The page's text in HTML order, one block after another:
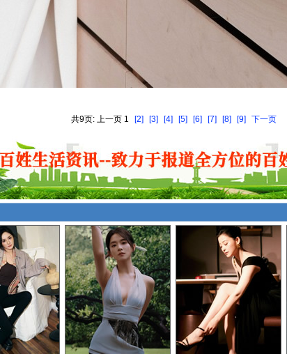
共9页: 上一页 1 [2] [3] [4] [5] [6] [7] [8] [9] 下一页